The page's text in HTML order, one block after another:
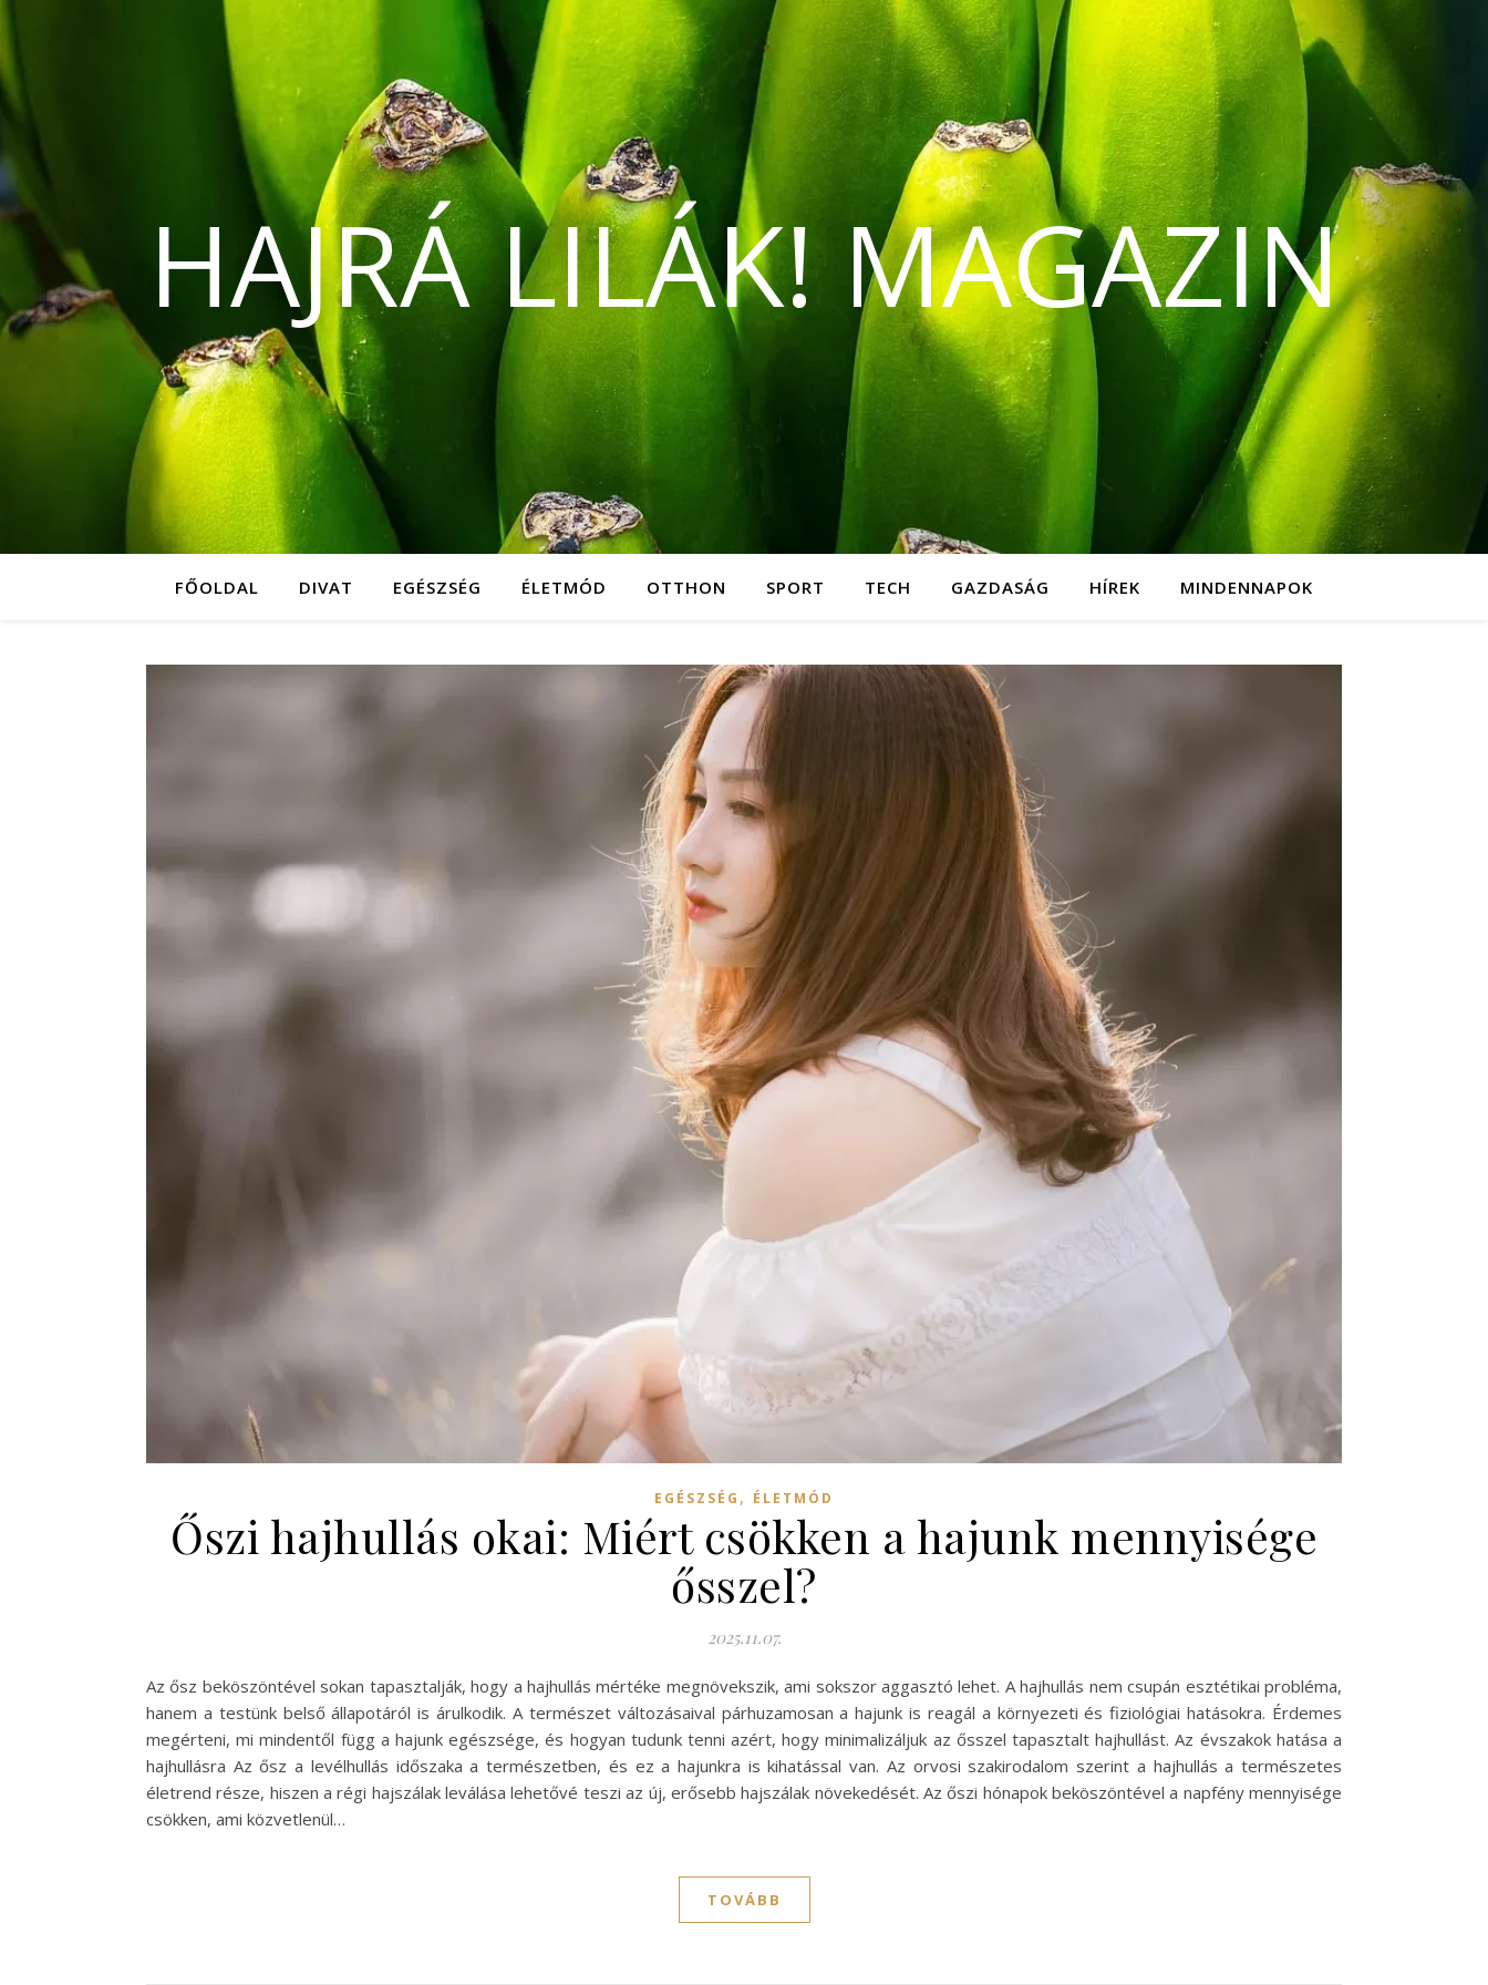
HAJRÁ LILÁK! MAGAZIN
FŐOLDAL DIVAT EGÉSZSÉG ÉLETMÓD OTTHON SPORT TECH GAZDASÁG HÍREK MINDENNAPOK
EGÉSZSÉG , ÉLETMÓD
Őszi hajhullás okai: Miért csökken a hajunk mennyisége
ősszel?
2025.11.07.
Az ősz beköszöntével sokan tapasztalják, hogy a hajhullás mértéke megnövekszik, ami sokszor aggasztó lehet. A hajhullás nem csupán esztétikai probléma,
hanem a testünk belső állapotáról is árulkodik. A természet változásaival párhuzamosan a hajunk is reagál a környezeti és fiziológiai hatásokra. Érdemes
megérteni, mi mindentől függ a hajunk egészsége, és hogyan tudunk tenni azért, hogy minimalizáljuk az ősszel tapasztalt hajhullást. Az évszakok hatása a
hajhullásra Az ősz a levélhullás időszaka a természetben, és ez a hajunkra is kihatással van. Az orvosi szakirodalom szerint a hajhullás a természetes
életrend része, hiszen a régi hajszálak leválása lehetővé teszi az új, erősebb hajszálak növekedését. Az őszi hónapok beköszöntével a napfény mennyisége
csökken, ami közvetlenül…
TOVÁBB